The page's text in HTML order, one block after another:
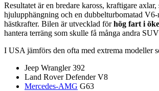
Resultatet är en bredare kaross, kraftigare axlar,
hjulupphängning och en dubbelturbomatad
hästkrafter. Bilen är utvecklad förhög fart i
hantera terräng som skulle få många andra
I USA jämförs den ofta med extrema modeller
Jeep Wrangler 392
Land Rover Defender V8
Mercedes-AMG G63